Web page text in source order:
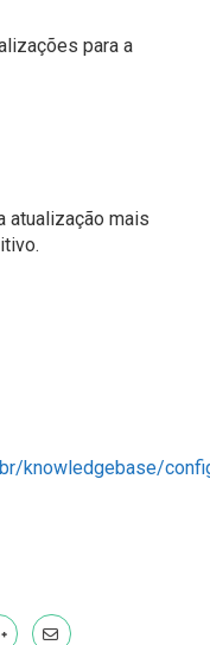
para a
atualização mais
knowledgebase/